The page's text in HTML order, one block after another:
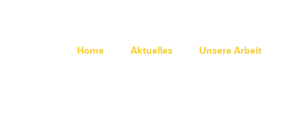
Home Aktuelles Unsere Arbeit